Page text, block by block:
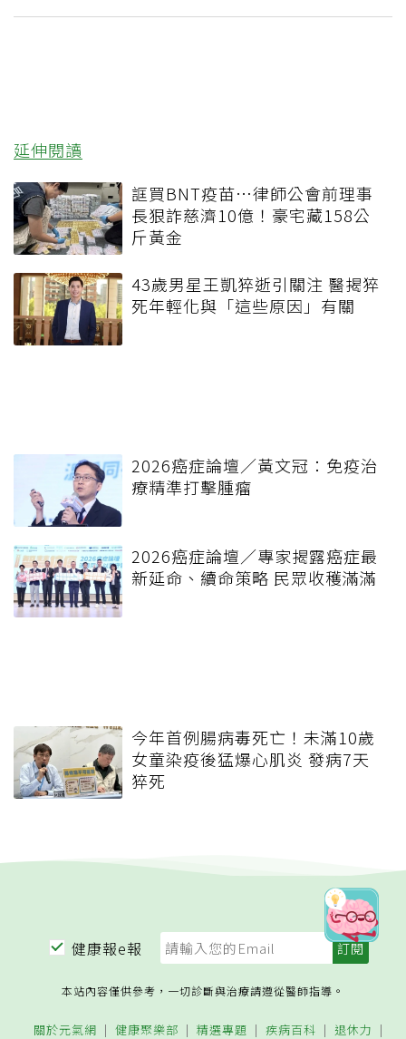
延伸閱讀
誆買BNT疫苗…律師公會前理事
長狠詐慈濟10億！豪宅藏158公
斤黃金
43歲男星王凱猝逝引關注 醫揭猝
死年輕化與「這些原因」有關
2026癌症論壇／黃文冠：免疫治
療精準打擊腫瘤
2026癌症論壇／專家揭露癌症最
新延命、續命策略 民眾收穫滿滿
今年首例腸病毒死亡！未滿10歲
女童染疫後猛爆心肌炎 發病7天
猝死
健康報e報
本站內容僅供參考，一切診斷與治療請遵從醫師指導。
關於元氣網 健康聚樂部 精選專題 疾病百科 退休力